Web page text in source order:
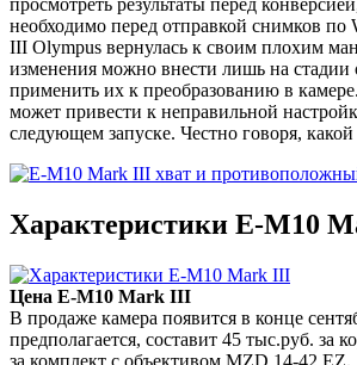
просмотреть результаты перед
необходимо перед отправкой снимков
III Olympus вернулась к своим плохим
изменения можно внести лишь на стадии
применить их к преобразованию в
может привести к неправильной
следующем запуске. Честно говоря,
Характеристики E-M10
Цена E-M10 Mark III
В продаже камера появится в конце
предполагается, составит 45 тыс.руб. за